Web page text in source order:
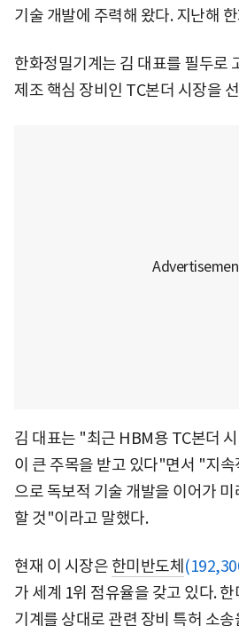
기술 개발에 주력해 왔다. 지난해
한화정밀기계는 김 대표를 필두로
제조 핵심 장비인 TC본더 시장을
김 대표는 "최근 HBM용 TC본더
이 큰 주목을 받고 있다"면서 "지
으로 독보적 기술 개발을 이어가
할 것"이라고 말했다.
현재 이 시장은 한미반도체
가 세계 1위 점유율을 갖고 있다.
기계를 상대로 관련 장비 특허 소